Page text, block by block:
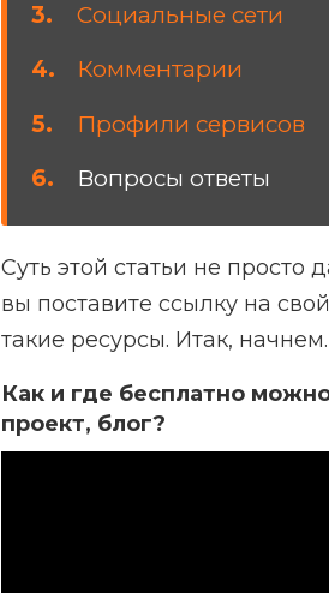
Социальные сети
Комментарии
Профили сервисов
Вопросы ответы
Суть этой статьи не просто
вы поставите ссылку на
такие ресурсы. Итак,
Как и где бесплатно
проект, блог?